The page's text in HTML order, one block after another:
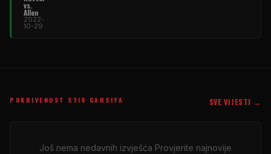
vs.
Allen
2022-
10-29
POKRIVENOST STIV GARSIYA SVE VIJESTI →
Još nema nedavnih izvješća Provjerite najnovije